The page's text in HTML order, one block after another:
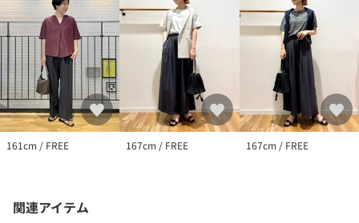
161cm / FREE 167cm / FREE 167cm / FREE
関連アイテム